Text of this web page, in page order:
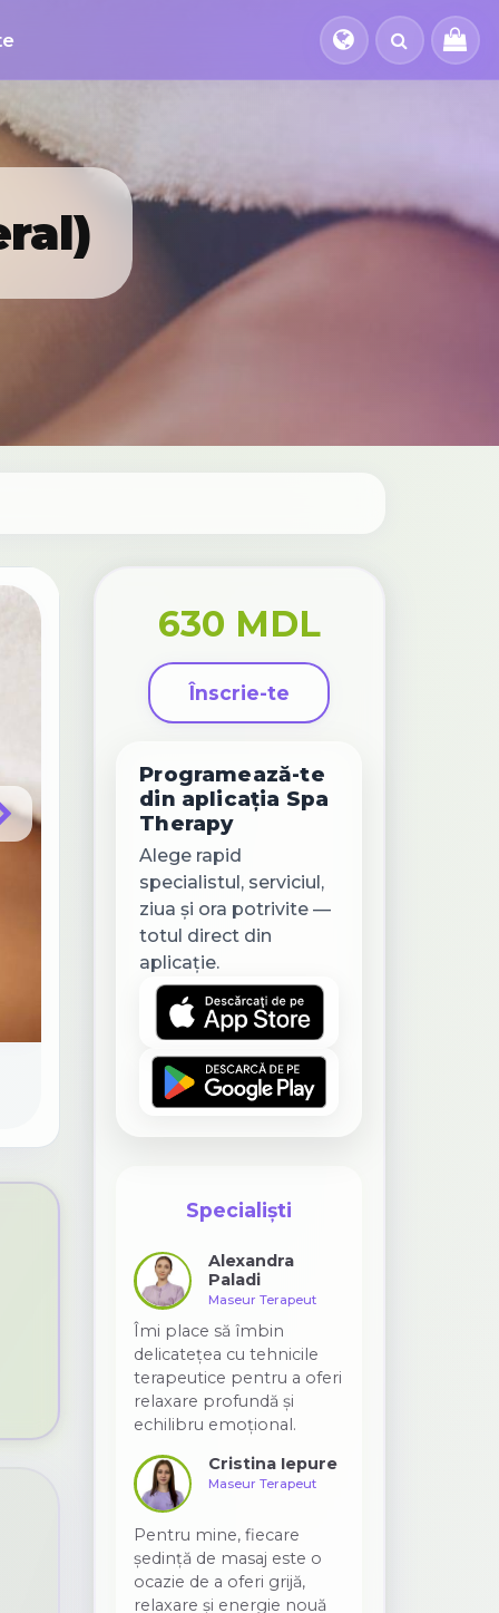
630 MDL
Înscrie-te
Programează-te
din aplicația Spa
Therapy
Alege rapid
specialistul, serviciul,
ziua și ora potrivite —
totul direct din
aplicație.
Specialiști
Alexandra
Paladi
Maseur Terapeut
Îmi place să îmbin
delicatețea cu tehnicile
terapeutice pentru a oferi
relaxare profundă și
echilibru emoțional.
Cristina Iepure
Maseur Terapeut
Pentru mine, fiecare
ședință de masaj este o
ocazie de a oferi grijă,
relaxare și energie nouă